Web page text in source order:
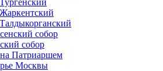
Жаркентский
Талдыкорганский
собор
собор
Патриаршем
Москвы